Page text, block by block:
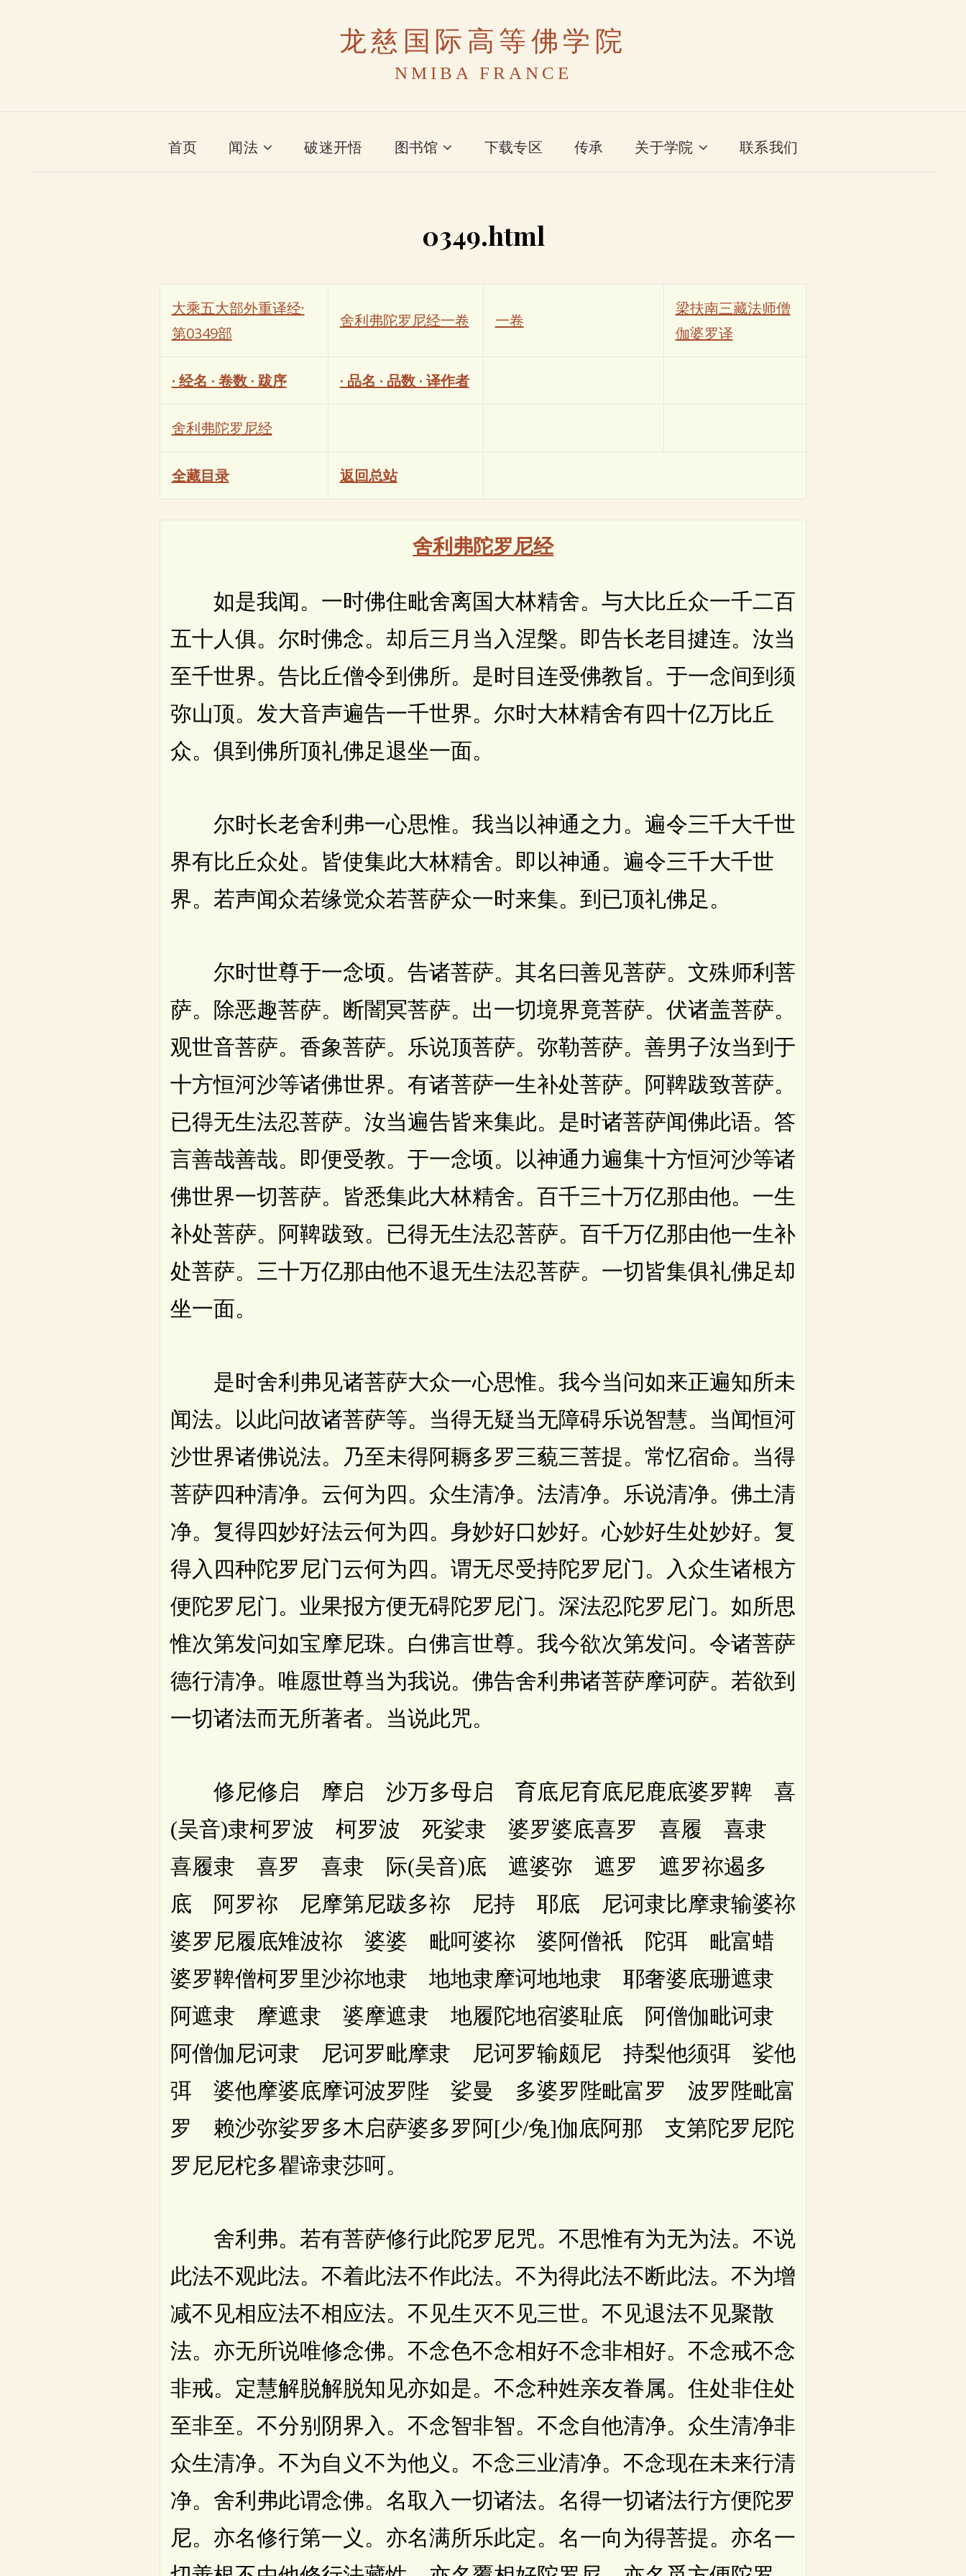
龙慈国际高等佛学院
NMIBA FRANCE
首页 闻法 破迷开悟 图书馆 下载专区 传承 关于学院 联系我们
0349.html
大乘五大部外重译经·
第0349部
舍利弗陀罗尼经一卷 一卷
梁扶南三藏法师僧
伽婆罗译
· 经名 · 卷数 · 跋序 · 品名 · 品数 · 译作者
舍利弗陀罗尼经
全藏目录 返回总站
舍利弗陀罗尼经
如是我闻。一时佛住毗舍离国大林精舍。与大比丘众一千二百
五十人俱。尔时佛念。却后三月当入涅槃。即告长老目揵连。汝当
至千世界。告比丘僧令到佛所。是时目连受佛教旨。于一念间到须
弥山顶。发大音声遍告一千世界。尔时大林精舍有四十亿万比丘
众。俱到佛所顶礼佛足退坐一面。
尔时长老舍利弗一心思惟。我当以神通之力。遍令三千大千世
界有比丘众处。皆使集此大林精舍。即以神通。遍令三千大千世
界。若声闻众若缘觉众若菩萨众一时来集。到已顶礼佛足。
尔时世尊于一念顷。告诸菩萨。其名曰善见菩萨。文殊师利菩
萨。除恶趣菩萨。断闇冥菩萨。出一切境界竟菩萨。伏诸盖菩萨。
观世音菩萨。香象菩萨。乐说顶菩萨。弥勒菩萨。善男子汝当到于
十方恒河沙等诸佛世界。有诸菩萨一生补处菩萨。阿鞞跋致菩萨。
已得无生法忍菩萨。汝当遍告皆来集此。是时诸菩萨闻佛此语。答
言善哉善哉。即便受教。于一念顷。以神通力遍集十方恒河沙等诸
佛世界一切菩萨。皆悉集此大林精舍。百千三十万亿那由他。一生
补处菩萨。阿鞞跋致。已得无生法忍菩萨。百千万亿那由他一生补
处菩萨。三十万亿那由他不退无生法忍菩萨。一切皆集俱礼佛足却
坐一面。
是时舍利弗见诸菩萨大众一心思惟。我今当问如来正遍知所未
闻法。以此问故诸菩萨等。当得无疑当无障碍乐说智慧。当闻恒河
沙世界诸佛说法。乃至未得阿耨多罗三藐三菩提。常忆宿命。当得
菩萨四种清净。云何为四。众生清净。法清净。乐说清净。佛土清
净。复得四妙好法云何为四。身妙好口妙好。心妙好生处妙好。复
得入四种陀罗尼门云何为四。谓无尽受持陀罗尼门。入众生诸根方
便陀罗尼门。业果报方便无碍陀罗尼门。深法忍陀罗尼门。如所思
惟次第发问如宝摩尼珠。白佛言世尊。我今欲次第发问。令诸菩萨
德行清净。唯愿世尊当为我说。佛告舍利弗诸菩萨摩诃萨。若欲到
一切诸法而无所著者。当说此咒。
修尼修启 摩启 沙万多母启 育底尼育底尼鹿底婆罗鞞 喜
(吴音)隶柯罗波 柯罗波 死娑隶 婆罗婆底喜罗 喜履 喜隶
喜履隶 喜罗 喜隶 际(吴音)底 遮婆弥 遮罗 遮罗祢遏多
底 阿罗祢 尼摩第尼跋多祢 尼持 耶底 尼诃隶比摩隶输婆祢
婆罗尼履底雉波祢 婆婆 毗呵婆祢 婆阿僧祇 陀弭 毗富蜡
婆罗鞞僧柯罗里沙祢地隶 地地隶摩诃地地隶 耶奢婆底珊遮隶
阿遮隶 摩遮隶 婆摩遮隶 地履陀地宿婆耻底 阿僧伽毗诃隶
阿僧伽尼诃隶 尼诃罗毗摩隶 尼诃罗输颇尼 持梨他须弭 娑他
弭 婆他摩婆底摩诃波罗陛 娑曼 多婆罗陛毗富罗 波罗陛毗富
罗 赖沙弥娑罗多木启萨婆多罗阿[少/兔]伽底阿那 支第陀罗尼陀
罗尼尼柁多瞿谛隶莎呵。
舍利弗。若有菩萨修行此陀罗尼咒。不思惟有为无为法。不说
此法不观此法。不着此法不作此法。不为得此法不断此法。不为增
减不见相应法不相应法。不见生灭不见三世。不见退法不见聚散
法。亦无所说唯修念佛。不念色不念相好不念非相好。不念戒不念
非戒。定慧解脱解脱知见亦如是。不念种姓亲友眷属。住处非住处
至非至。不分别阴界入。不念智非智。不念自他清净。众生清净非
众生清净。不为自义不为他义。不念三业清净。不念现在未来行清
净。舍利弗此谓念佛。名取入一切诸法。名得一切诸法行方便陀罗
尼。亦名修行第一义。亦名满所乐此定。名一向为得菩提。亦名一